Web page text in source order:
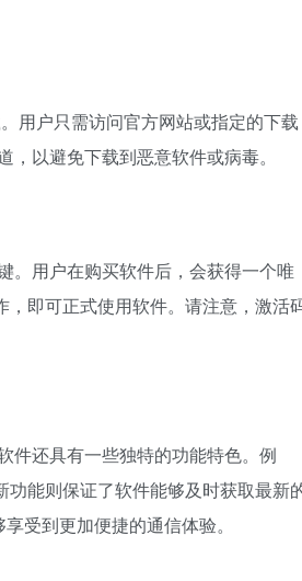
用户只需访问官方网站或指定的下载
以避免下载到恶意软件或病毒。
。用户在购买软件后，会获得一个唯
即可正式使用软件。请注意，激活
还具有一些独特的功能特色。例
能则保证了软件能够及时获取最新
受到更加便捷的通信体验。